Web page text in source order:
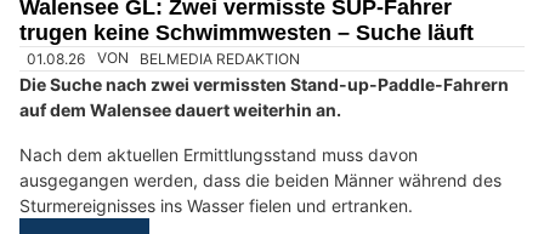
Pflanzenboutique Monika Herzog in Inwil LU: Stilvolle Begrünung mit Konzept
Glarus Nord GL: SUP-Unglück auf Walensee –
Leiche in 100 Metern Tiefe geborgen